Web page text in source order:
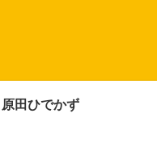
原田ひでかず